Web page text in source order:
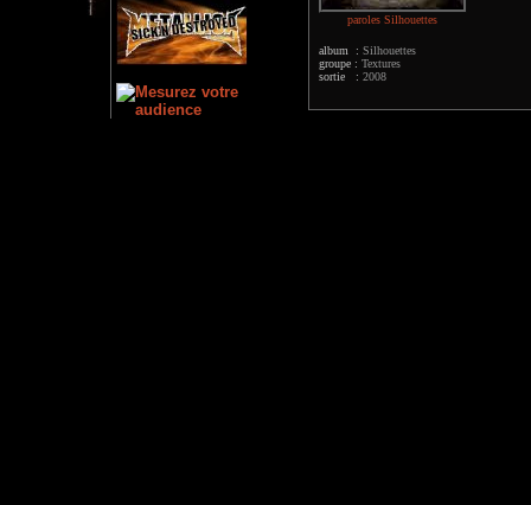
paroles Silhouettes
album : Silhouettes
groupe : Textures
sortie : 2008